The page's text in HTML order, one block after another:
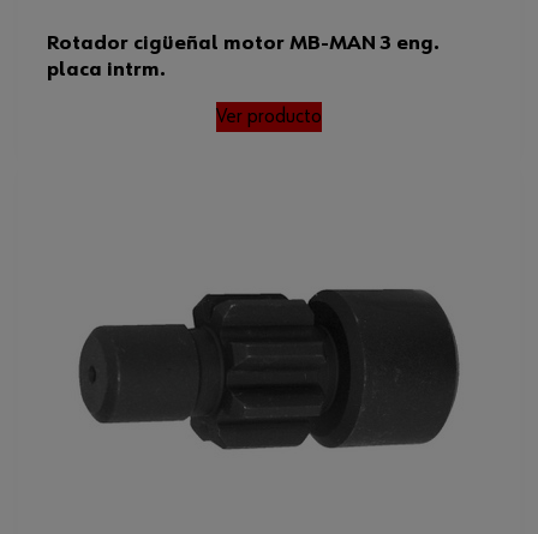
Rotador cigüeñal motor MB-MAN 3 eng.
placa intrm.
Ver producto